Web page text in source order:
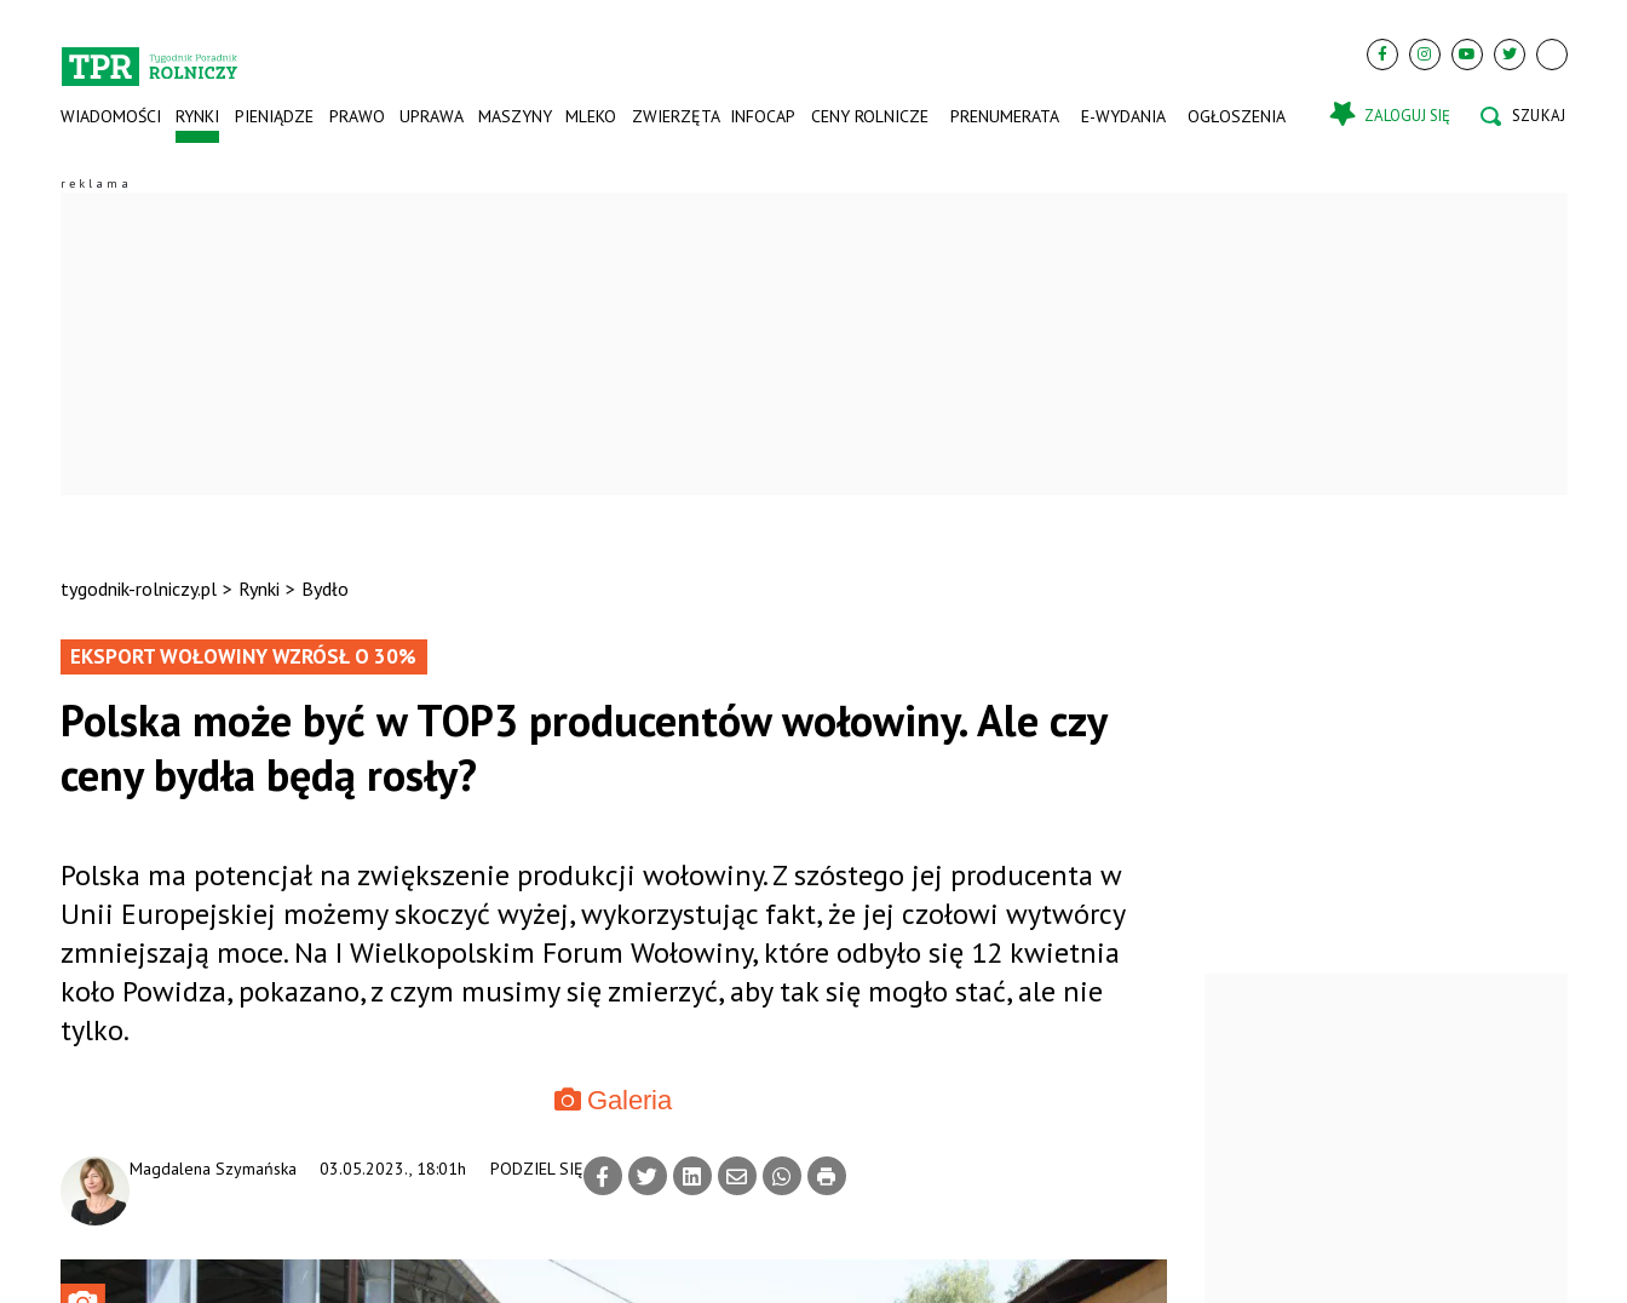
WIADOMOŚCI RYNKI PIENIĄDZE PRAWO UPRAWA MASZYNY MLEKO ZWIERZĘTA INFOCAP CENY ROLNICZE PRENUMERATA E-WYDANIA OGŁOSZENIA ZALOGUJ SIĘ
tygodnik-rolniczy.pl > Rynki > Bydło
EKSPORT WOŁOWINY WZRÓSŁ O 30%
Polska może być w TOP3 producentów wołowiny. Ale czy
ceny bydła będą rosły?
03.05.2023., 18:01h
Magdalena Szymańska PODZIEL SIĘ
Polska ma potencjał na zwiększenie produkcji wołowiny. Z szóstego jej producenta w
Unii Europejskiej możemy skoczyć wyżej, wykorzystując fakt, że jej czołowi wytwórcy
zmniejszają moce. Na I Wielkopolskim Forum Wołowiny, które odbyło się 12 kwietnia
koło Powidza, pokazano, z czym musimy się zmierzyć, aby tak się mogło stać, ale nie
tylko.
Galeria